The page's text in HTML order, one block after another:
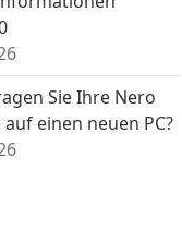
Sie Ihre Nero
einen neuen PC?